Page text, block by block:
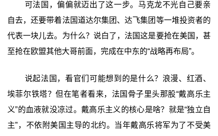
可法国，偏偏就迈出了这一步。马克龙不光自己要亲
自去，还要带着法国道达尔集团、达飞集团等一堆投资者的
代表一块儿去。为什么？说白了，法国这是要抢在美国，甚
至抢在欧盟其他大哥前面，完成在中东的“战略再布局”。
说起法国，看官们可能想到的是什么？浪漫、红酒、
埃菲尔铁塔？但在笔者看来，法国骨子里头那股“戴高乐主
义”的血液就没凉过。戴高乐主义的核心是啥？就是“独立自
主”，不依附美国主导的北约。当年戴高乐将军为了不受美